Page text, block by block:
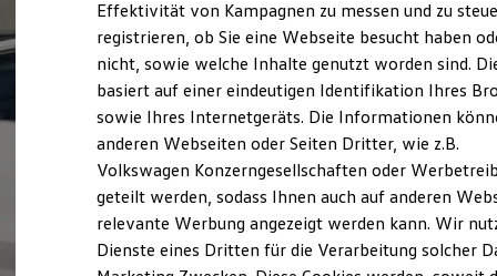
Batterie
Sicherheit
Garantie und Lebensdauer
Nachhaltigkeit
Technologie
Kosten und Kauf
Verbrauchskosten
Kaufoptionen
E-Auto-Förderung
Software und Konnektivität
Die ID. Software 6
ID. Software Versionen und Updates
Digitale Extras
Schnittstellen zu Ihrem ID.
Effektivität von Kampagnen zu messen und zu
registrieren, ob Sie eine Webseite besucht haben
nicht, sowie welche Inhalte genutzt worden sind.
basiert auf einer eindeutigen Identifikation Ihres
sowie Ihres Internetgeräts. Die Informationen
anderen Webseiten oder Seiten Dritter, wie z.B.
Volkswagen Konzerngesellschaften oder
geteilt werden, sodass Ihnen auch auf anderen
relevante Werbung angezeigt werden kann. Wir
Dienste eines Dritten für die Verarbeitung solcher